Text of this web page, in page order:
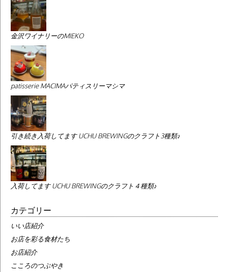
金沢ワイナリーのMIEKO
patisserie MACIMAパティスリーマシマ
引き続き入荷してます UCHU BREWINGのクラフト3種類♪
入荷してます UCHU BREWINGのクラフト４種類♪
カテゴリー
いい店紹介
お店を彩る食材たち
お店紹介
こころのつぶやき